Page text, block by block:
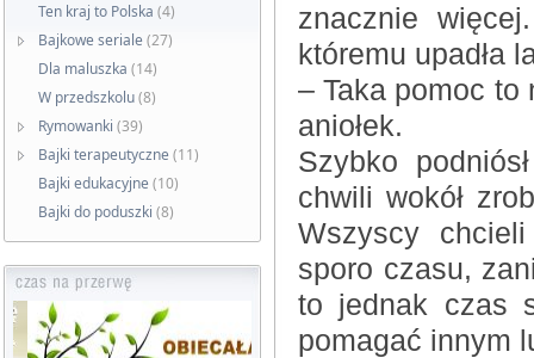
Ten kraj to Polska (4)
Bajkowe seriale (27)
Dla maluszka (14)
W przedszkolu(8)
Rymowanki (39)
Bajki terapeutyczne (11)
Bajki edukacyjne (10)
Bajki do poduszki (8)
znacznie
któremu upadła
– Taka pomoc to
aniołek.
Szybko
chwili wokół
Wszyscy
sporo czasu,
to jednak czas
pomagać innym